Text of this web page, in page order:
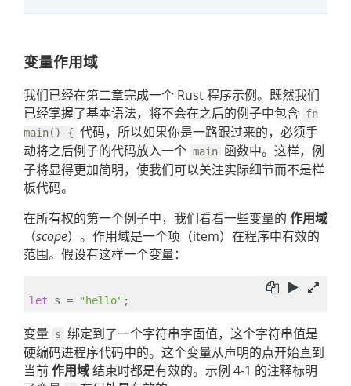
变量作用域
我们已经在第二章完成一个 Rust 程序示例。既然我们
已经掌握了基本语法，将不会在之后的例子中包含 fn
main() { 代码，所以如果你是一路跟过来的，必须手
动将之后例子的代码放入一个 main 函数中。这样，例
子将显得更加简明，使我们可以关注实际细节而不是样
板代码。
在所有权的第一个例子中，我们看看一些变量的 作用域
（scope）。作用域是一个项（item）在程序中有效的
范围。假设有这样一个变量：
let s = "hello"
变量 s 绑定到了一个字符串字面值，这个字符串值是
硬编码进程序代码中的。这个变量从声明的点开始直到
当前作用域结束时都是有效的。示例 4-1 的注释标明